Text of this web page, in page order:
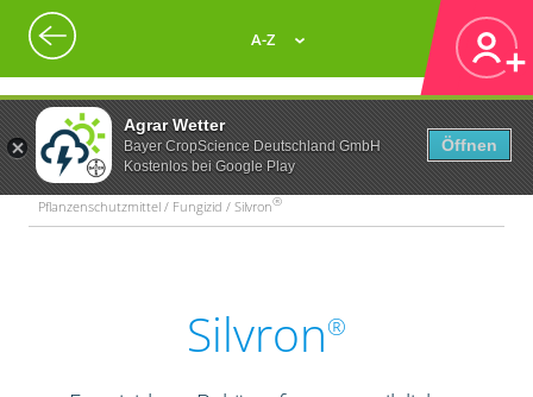
Agrar Wetter
Bayer CropScience Deutschland GmbH
Kostenlos bei Google Play
Öffnen
A-Z
Pflanzenschutzmittel / Fungizid / Silvron®
Silvron®